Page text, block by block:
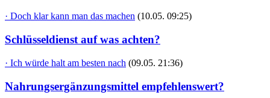
· Doch klar kann man das machen (10.05. 09:25)
Schlüsseldienst auf was achten?
· Ich würde halt am besten nach (09.05. 21:36)
Nahrungsergänzungsmittel empfehlenswert?